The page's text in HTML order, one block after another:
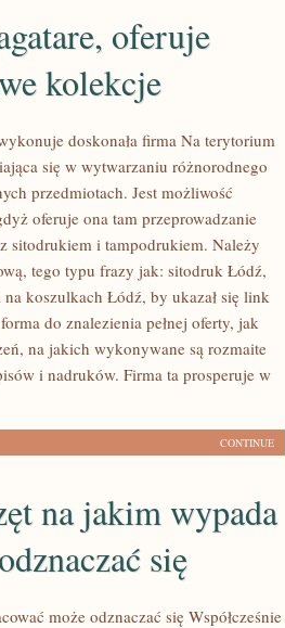
oferuje
kolekcje
doskonała firma Na terytorium
się w wytwarzaniu różnorodnego
przedmiotach. Jest możliwość
oferuje ona tam przeprowadzanie
sitodrukiem i tampodrukiem. Należy
tego typu frazy jak: sitodruk Łódź,
koszulkach Łódź, by ukazał się link
do znalezienia pełnej oferty, jak
na jakich wykonywane są rozmaite
i nadruków. Firma ta prosperuje w
CONTINUE
na jakim wypada
się
może odznaczać się Współcześnie